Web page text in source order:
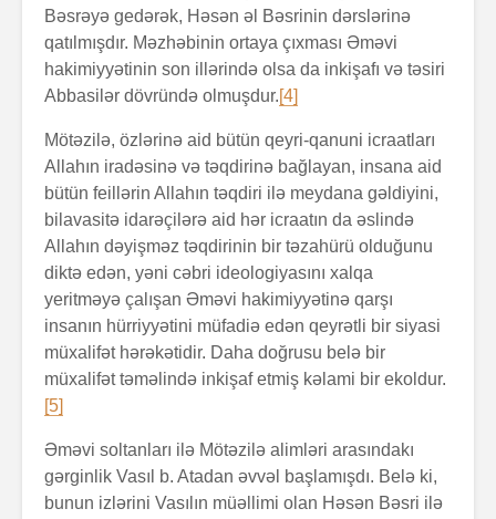
Bəsrəyə gedərək, Həsən əl Bəsrinin dərslərinə
qatılmışdır. Məzhəbinin ortaya çıxması Əməvi
hakimiyyətinin son illərində olsa da inkişafı və təsiri
Abbasilər dövründə olmuşdur.[4]
Mötəzilə, özlərinə aid bütün qeyri-qanuni icraatları
Allahın iradəsinə və təqdirinə bağlayan, insana aid
bütün feillərin Allahın təqdiri ilə meydana gəldiyini,
bilavasitə idarəçilərə aid hər icraatın da əslində
Allahın dəyişməz təqdirinin bir təzahürü olduğunu
diktə edən, yəni cəbri ideologiyasını xalqa
yeritməyə çalışan Əməvi hakimiyyətinə qarşı
insanın hürriyyətini müfadiə edən qeyrətli bir siyasi
müxalifət hərəkətidir. Daha doğrusu belə bir
müxalifət təməlində inkişaf etmiş kəlami bir ekoldur.
[5]
Əməvi soltanları ilə Mötəzilə alimləri arasındakı
gərginlik Vasıl b. Atadan əvvəl başlamışdı. Belə ki,
bunun izlərini Vasılın müəllimi olan Həsən Bəsri ilə